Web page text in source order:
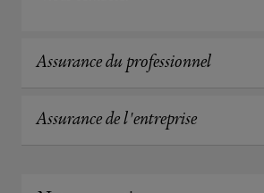
Assurance du professionnel
Assurance de l'entreprise